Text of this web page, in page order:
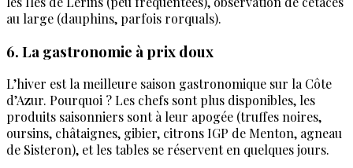
au large (dauphins, parfois rorquals).
6. La gastronomie à prix doux
L’hiver est la meilleure saison gastronomique sur la Côte
d’Azur. Pourquoi ? Les chefs sont plus disponibles, les
produits saisonniers sont à leur apogée (truffes noires,
oursins, châtaignes, gibier, citrons IGP de Menton, agneau
de Sisteron), et les tables se réservent en quelques jours.